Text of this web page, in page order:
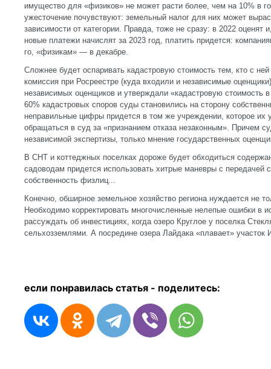
имущество для «физиков» не может расти более, чем на 10% в
ужесточение почувствуют: земельный налог для них может
зависимости от категории. Правда, тоже не сразу: в 2022 оценят
новые платежи начислят за 2023 год, платить придется:
го, «физикам» — в декабре.
Сложнее будет оспаривать кадастровую стоимость тем, кто с
комиссия при Росреестре (куда входили и независимые
независимых оценщиков и утверждали «кадастровую стоимость
60% кадастровых споров суды становились на сторону
неправильные цифры придется в том же учреждении, которое их
обращаться в суд за «признанием отказа незаконным». Причем
независимой экспертизы, только мнение государственных
В СНТ и коттеджных поселках дороже будет обходиться
садоводам придется использовать хитрые маневры с передачей
собственность физлиц...
Конечно, обширное земельное хозяйство региона нуждается не
Необходимо корректировать многочисленные нелепые ошибки в
рассуждать об инвестициях, когда озеро Круглое у поселка
сельхозземлями. А посредине озера Лайдака «плавает»
если понравилась статья - поделитесь: